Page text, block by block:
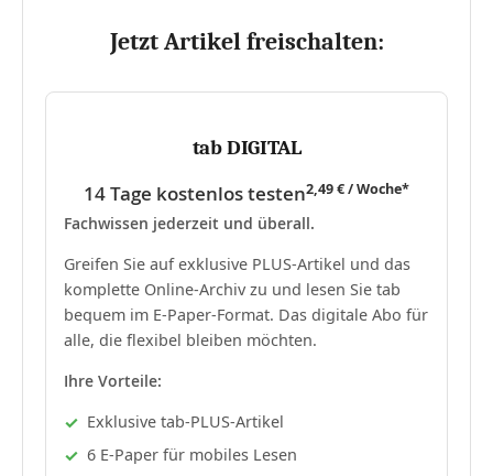
Jetzt Artikel freischalten:
tab DIGITAL
14 Tage kostenlos testen2,49 € / Woche*
Fachwissen jederzeit und überall.
Greifen Sie auf exklusive PLUS-Artikel und das
komplette Online-Archiv zu und lesen Sie tab
bequem im E-Paper-Format. Das digitale Abo für
alle, die flexibel bleiben möchten.
Ihre Vorteile:
Exklusive tab-PLUS-Artikel
6 E-Paper für mobiles Lesen